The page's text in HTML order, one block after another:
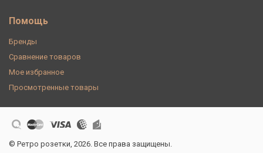
Помощь
Бренды
Сравнение товаров
Мое избранное
Просмотренные товары
© Ретро розетки, 2026. Все права защищены.